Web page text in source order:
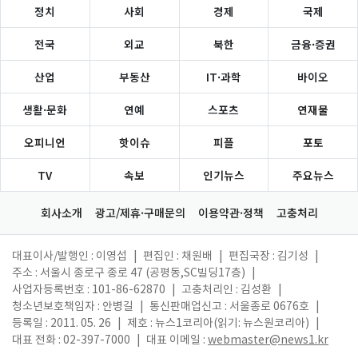
정치 사회 경제 국제
전국 외교 북한 금융·증권
산업 부동산 IT·과학 바이오
생활·문화 연예 스포츠 연재물
오피니언 핫이슈 피플 포토
TV 속보 인기뉴스 주요뉴스
회사소개 광고/제휴·구매문의 이용약관·정책 고충처리
대표이사/발행인 : 이영섭 편집인 : 채원배 편집국장 : 김기성
주소 : 서울시 종로구 종로 47 (공평동,SC빌딩17층)
사업자등록번호 : 101-86-62870
고충처리인 : 김성환
청소년보호책임자 : 안병길
통신판매업신고 : 서울종로 0676호
등록일 : 2011. 05. 26
제호 : 뉴스1코리아(읽기: 뉴스원코리아)
대표 전화 : 02-397-7000
대표 이메일 : webmaster@news1.kr